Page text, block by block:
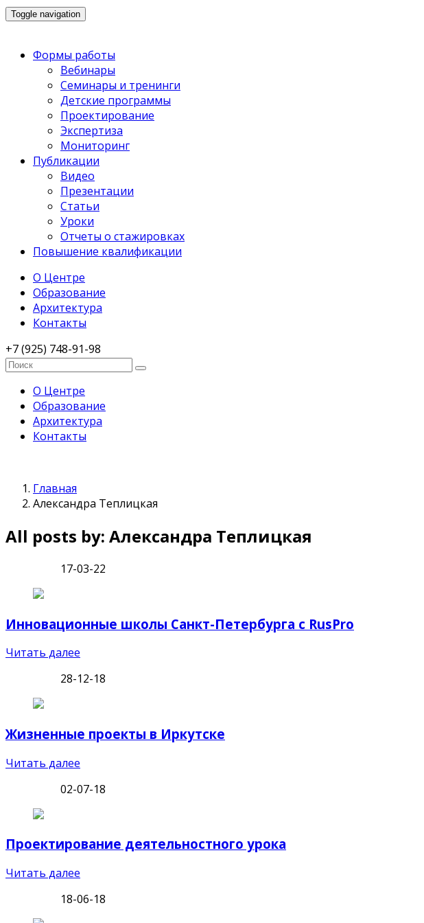
Toggle navigation
Формы работы
Вебинары
Семинары и тренинги
Детские программы
Проектирование
Экспертиза
Мониторинг
Публикации
Видео
Презентации
Статьи
Уроки
Отчеты о стажировках
Повышение квалификации
О Центре
Образование
Архитектура
Контакты
+7 (925) 748-91-98
О Центре
Образование
Архитектура
Контакты
Главная
Александра Теплицкая
All posts by: Александра Теплицкая
17-03-22
Инновационные школы Санкт-Петербурга с RusPro
Читать далее
28-12-18
Жизненные проекты в Иркутске
Читать далее
02-07-18
Проектирование деятельностного урока
Читать далее
18-06-18